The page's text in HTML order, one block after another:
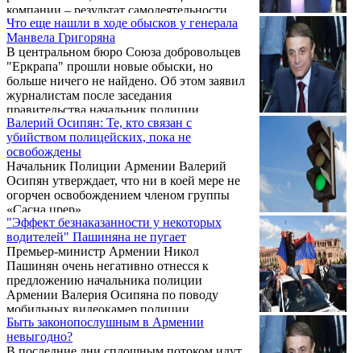
компании – результат самодеятельности
начальника полиции Валерия Осипяна.
Что еще нашли в ходе обысков у генерала
Манвела Григоряна
В центральном бюро Союза добровольцев
"Еркрапа" прошли новые обыски, но
больше ничего не найдено. Об этом заявил
журналистам после заседания
правительства начальник полиции
Армении Валерий Осипян. "После тех
обысков, что уже были, ничего нового не
нашли", — добавил он.
Валерий Осипян: Те, кто связан с
убийством полицейских, пока не
освобождены
Начальник Полиции Армении Валерий
Осипян утверждает, что ни в коей мере не
огорчен освобождением членом группы
«Сасна црер».
"Эффект безнаказанности у некоторых
водителей" Пашиняна не пугает
Премьер-министр Армении Никол
Пашинян очень негативно отнесся к
предложению начальника полиции
Армении Валерия Осипяна по поводу
мобильных видеокамер полиции.
Быть законопослушным в Армении
невыгодно?